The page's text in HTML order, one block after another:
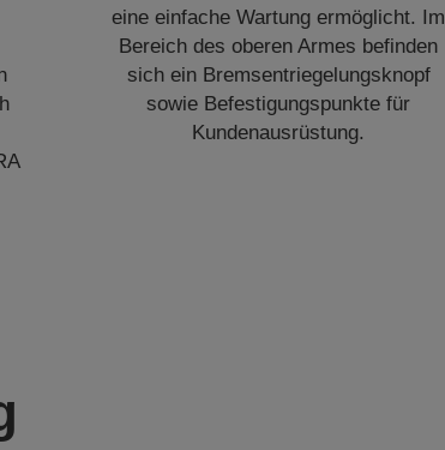
eine einfache Wartung ermöglicht. Im
Bereich des oberen Armes befinden
sich ein Bremsentriegelungsknopf
sowie Befestigungspunkte für
Kundenausrüstung.